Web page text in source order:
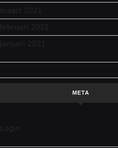
maart 2021
februari 2021
januari 2021
META
Login